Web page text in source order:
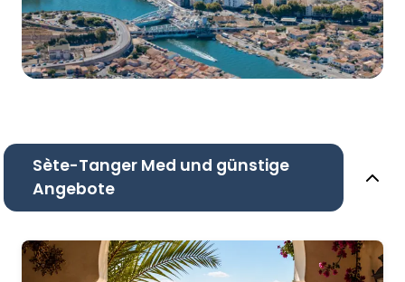
Sète-Tanger Med und günstige
Angebote